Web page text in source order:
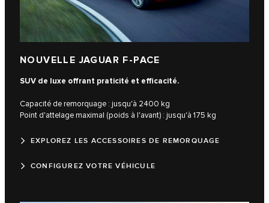
NOUVELLE JAGUAR F-PACE
SUV de luxe offrant praticité et efficacité.
Capacité de remorquage : jusqu'à 2400 kg
Point d'attelage maximal (poids à l'avant) : jusqu'à 175 kg
EXPLOREZ LES ACCESSOIRES DE REMORQUAGE
CONFIGUREZ VOTRE VÉHICULE